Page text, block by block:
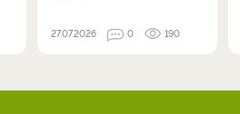
27.07.2026 0 190